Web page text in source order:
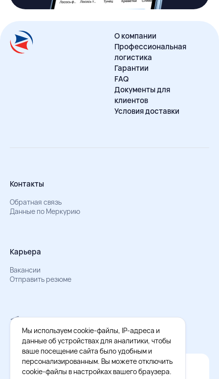
О компании
Профессиональная
логистика
Гарантии
FAQ
Документы для
клиентов
Условия доставки
Контакты
Обратная связь
Данные по Меркурию
Карьера
Вакансии
Отправить резюме
Мы в Телеграм
Документы об обработке персональных данных
Охрана труда – результаты СОУТ
Официальное приложение Восток - Запад
Cкачайте бесплатное приложение
Мы используем cookie-файлы, IP-адреса и
данные об устройствах для аналитики, чтобы
ваше посещение сайта было удобным и
персонализированным. Вы можете отключить
cookie-файлы в настройках вашего браузера.